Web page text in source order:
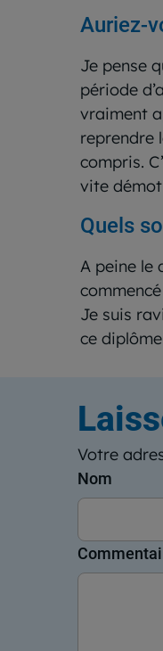
Auriez-
Je pense
période
vraiment
reprendre
compris.
vite
Quels
A peine le
Je suis
ce
Votre
Nom